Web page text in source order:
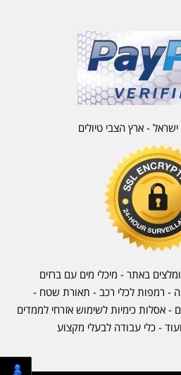
- ארץ הצבי טיולים
באתר - מיכלי מים עם ברזים
- רמפות לכלי רכב - תאורת שטח -
- אסלות כימיות לשימוש אזרחי לממדים
- כלי עבודה לבעלי מקצוע